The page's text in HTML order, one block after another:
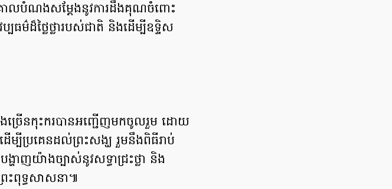
ោលបំណងសម្តែងនូវការដឹងគុណចំពោះ
ម៌ដ៏ថ្លៃថ្លារបស់ជាតិ និងដើម្បីឧទ្ទិស
ច្រើនកុះករបានអញ្ជើញមកចូលរួម ដោយ
ើម្បីប្រគេនដល់ព្រះសង្ឃ រួមនឹងពិធីរាប់
ាញយ៉ាងច្បាស់នូវសទ្ធាជ្រះថ្លា និង
រះពុទ្ធសាសនា៕